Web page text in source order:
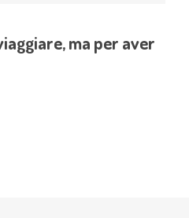
ma per aver